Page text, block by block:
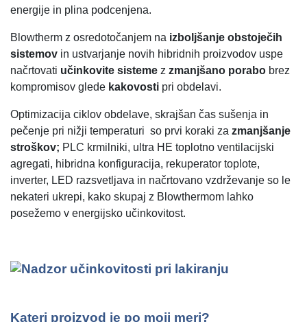
energije in plina podcenjena.
Blowtherm z osredotočanjem na izboljšanje obstoječih
sistemov in ustvarjanje novih hibridnih proizvodov uspe
načrtovati učinkovite sisteme z zmanjšano porabo brez
kompromisov glede kakovosti pri obdelavi.
Optimizacija ciklov obdelave, skrajšan čas sušenja in
pečenje pri nižji temperaturi so prvi koraki za zmanjšanje
stroškov; PLC krmilniki, ultra HE toplotno ventilacijski
agregati, hibridna konfiguracija, rekuperator toplote,
inverter, LED razsvetljava in načrtovano vzdrževanje so le
nekateri ukrepi, kako skupaj z Blowthermom lahko
posežemo v energijsko učinkovitost.
Kateri proizvod je po moji meri?